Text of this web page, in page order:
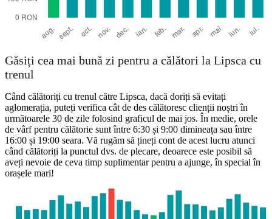
Găsiți cea mai bună zi pentru a călători la Lipsca cu
trenul
Când călătoriți cu trenul către Lipsca, dacă doriți să evitați
aglomerația, puteți verifica cât de des călătoresc clienții noștri în
următoarele 30 de zile folosind graficul de mai jos. În medie, orele
de vârf pentru călătorie sunt între 6:30 și 9:00 dimineața sau între
16:00 și 19:00 seara. Vă rugăm să țineți cont de acest lucru atunci
când călătoriți la punctul dvs. de plecare, deoarece este posibil să
aveți nevoie de ceva timp suplimentar pentru a ajunge, în special în
orașele mari!